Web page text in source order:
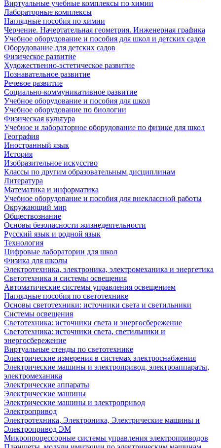
Виртуальные учебные комплексы по химии
Лабораторные комплексы
Наглядные пособия по химии
Черчение. Начертательная геометрия. Инженерная графика
Учебное оборудование и пособия для школ и детских садов
Оборудование для детских садов
Физическое развитие
Художественно-эстетическое развитие
Познавательное развитие
Речевое развитие
Социально-коммуникативное развитие
Учебное оборудование и пособия для школ
Учебное оборудование по биологии
Физическая культура
Учебное и лабораторное оборудование по физике для школ
География
Иностранный язык
История
Изобразительное искусство
Классы по другим образовательным дисциплинам
Литература
Математика и информатика
Учебное оборудование и пособия для внеклассной работы
Окружающий мир
Обществознание
Основы безопасности жизнедеятельности
Русский язык и родной язык
Технология
Цифровые лаборатории для школ
Физика для школы
Электротехника, электроника, электромеханика и энергетика
Светотехника и системы освещения
Автоматические системы управления освещением
Наглядные пособия по светотехнике
Основы светотехники: источники света и светильники
Системы освещения
Светотехника: источники света и энергосбережение
Светотехника: источники света, светильники и
энергосбережение
Виртуальные стенды по светотехнике
Электрические измерения в системах электроснабжения
Электрические машины и электропривод, электроаппараты,
электромеханика
Электрические аппараты
Электрические машины
Электрические машины и электропривод
Электропривод
Электротехника, Электроника, Электрические машины и
Электропривод ЭМ
Микропроцессорные системы управления электроприводов